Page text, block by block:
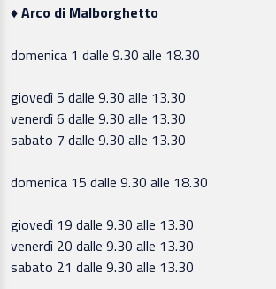
♦ Arco di Malborghetto
domenica 1 dalle 9.30 alle 18.30
giovedì 5 dalle 9.30 alle 13.30
venerdì 6 dalle 9.30 alle 13.30
sabato 7 dalle 9.30 alle 13.30
domenica 15 dalle 9.30 alle 18.30
giovedì 19 dalle 9.30 alle 13.30
venerdì 20 dalle 9.30 alle 13.30
sabato 21 dalle 9.30 alle 13.30